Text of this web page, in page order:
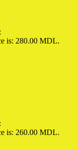
is: 280.00 MDL.
is: 260.00 MDL.